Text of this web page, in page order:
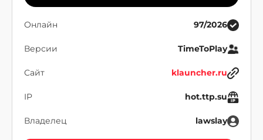
Онлайн 97/2026
Версии TimeToPlay
Сайт klauncher.ru
IP hot.ttp.su
Владелец lawslay